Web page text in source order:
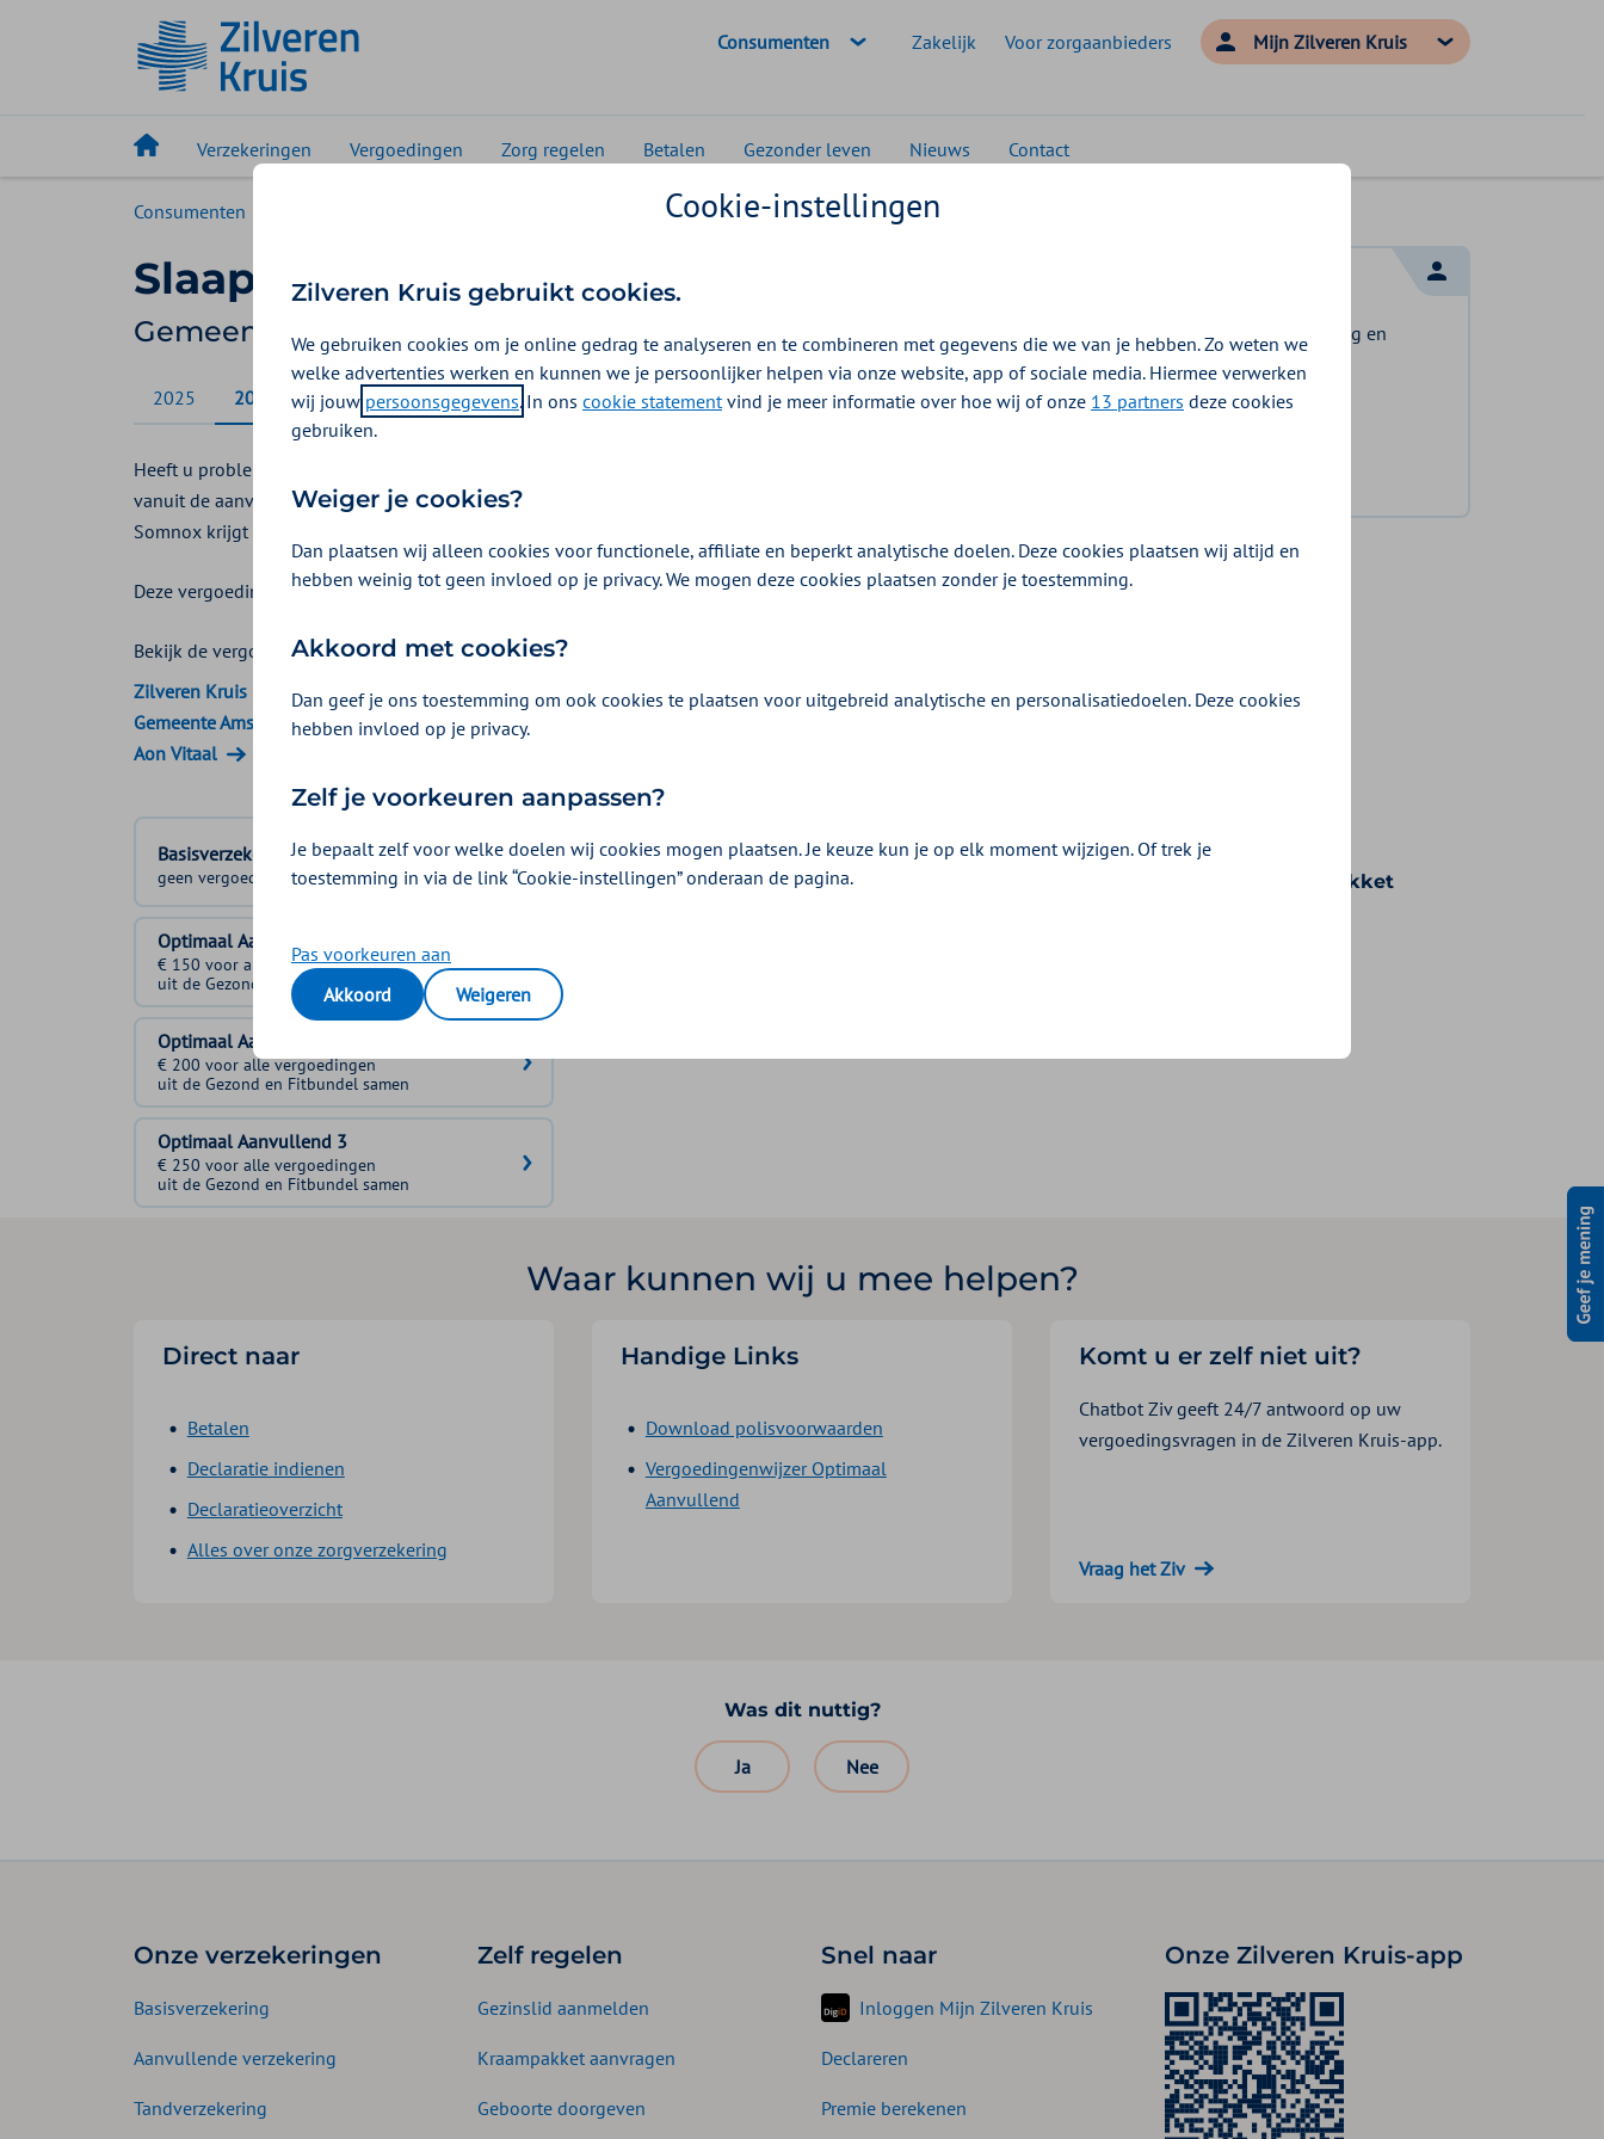
Geselecteerde doelgroep:
Consumenten Zakelijk Voor zorgaanbieders Mijn Zilveren Kruis
Verzekeringen Vergoedingen Zorg regelen Betalen Gezonder leven Nieuws Contact
Consumenten Slaapcursus
Slaapcursus
Gemeenten Optimaal vergoedingen 2026
2025 2026
Heeft u problemen met slapen? Bij Gemeente Optimaal kunt u een vergoeding voor een slaapcursus krijgen
vanuit de aanvullende verzekering. Via een online cursus van Somnio of via het slaapprogramma van
Somnox krijgt u professioneel advies om beter te slapen.
Deze vergoeding komt uit deGezond en Fitbundel.
Bekijk de vergoedingen van:
Zilveren Kruis
Gemeente Amsterdam
Aon Vitaal
Log in en bekijk welke vergoeding en
voorwaarden voor u gelden.
Basisverzekering
geen vergoeding
Kies uw pakket en bekijk de vergoedingen en voorwaarden die bij uw pakket
Optimaal Aanvullend 1
€ 150 voor alle vergoedingen
uit de Gezond en Fitbundel samen
Optimaal Aanvullend 2
€ 200 voor alle vergoedingen
uit de Gezond en Fitbundel samen
Optimaal Aanvullend 3
€ 250 voor alle vergoedingen
uit de Gezond en Fitbundel samen
Waar kunnen wij u mee helpen?
Direct naar
Betalen
Declaratie indienen
Declaratieoverzicht
Alles over onze zorgverzekering
Handige Links
Download polisvoorwaarden
Vergoedingenwijzer Optimaal
Aanvullend
Komt u er zelf niet uit?
Chatbot Ziv geeft 24/7 antwoord op uw
vergoedingsvragen in de Zilveren Kruis-app.
Vraag het Ziv
Was dit nuttig?
Ja Nee
Onze verzekeringen
Basisverzekering
Aanvullende verzekering
Tandverzekering
Zelf regelen
Gezinslid aanmelden
Kraampakket aanvragen
Geboorte doorgeven
Snel naar
Inloggen Mijn Zilveren Kruis
Declareren
Premie berekenen
Onze Zilveren Kruis-app
Cookie-instellingen
Zilveren Kruis gebruikt cookies.
We gebruiken cookies om je online gedrag te analyseren en te combineren met gegevens die we van je hebben. Zo weten we
welke advertenties werken en kunnen we je persoonlijker helpen via onze website, app of sociale media. Hiermee verwerken
wij jouw persoonsgegevens. In ons cookie statementvind je meer informatie over hoe wij of onze 13 partners deze cookies
gebruiken.
Weiger je cookies?
Dan plaatsen wij alleen cookies voor functionele, affiliate en beperkt analytische doelen. Deze cookies plaatsen wij altijd en
hebben weinig tot geen invloed op je privacy. We mogen deze cookies plaatsen zonder je toestemming.
Akkoord met cookies?
Dan geef je ons toestemming om ook cookies te plaatsen voor uitgebreid analytische en personalisatiedoelen. Deze cookies
hebben invloed op je privacy.
Zelf je voorkeuren aanpassen?
Je bepaalt zelf voor welke doelen wij cookies mogen plaatsen. Je keuze kun je op elk moment wijzigen. Of trek je
toestemming in via de link “Cookie-instellingen” onderaan de pagina.
Pas voorkeuren aan
Akkoord
Weigeren